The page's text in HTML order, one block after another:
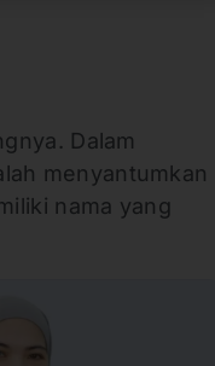
Dalam
menyantumkan
nama yang